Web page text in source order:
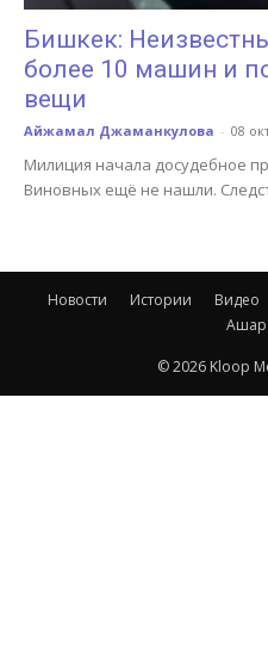
Бишкек:
более 10 машин и
вещи
Айжамал Джаманкулова - 08
Милиция начала досудебное
Виновных ещё не нашли.
Новости Истории Видео
Ашар
© 2026 Kloop